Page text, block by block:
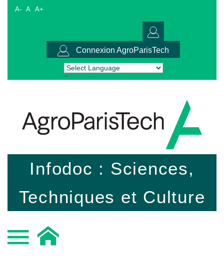
A- A A+
Connexion AgroParisTech
Powered by Translate
Infodoc : Sciences,
Techniques et Culture